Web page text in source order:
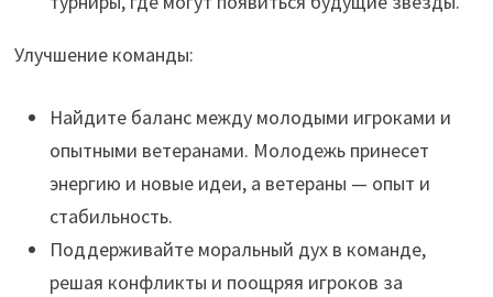
Улучшение команды:
Найдите баланс между молодыми игроками и
опытными ветеранами. Молодежь принесет
энергию и новые идеи, а ветераны — опыт и
стабильность.
Поддерживайте моральный дух в команде,
решая конфликты и поощряя игроков за